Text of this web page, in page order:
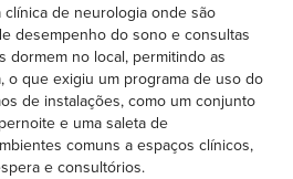
de neurologia onde são
desempenho do sono e consultas
dormem no local, permitindo as
o que exigiu um programa de uso do
de instalações, como um conjunto
e uma saleta de
comuns a espaços clínicos,
e consultórios.